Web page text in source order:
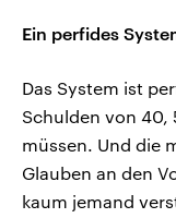
Ein perfides
Das System ist
Schulden von 40,
müssen. Und die
Glauben an den
kaum jemand